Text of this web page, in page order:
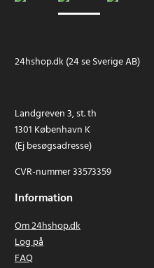
24hshop.dk (24 se Sverige AB)
Landgreven 3, st. th
1301 København K
(Ej besøgsadresse)
CVR-nummer 33573359
Information
Om 24hshop.dk
Log på
FAQ